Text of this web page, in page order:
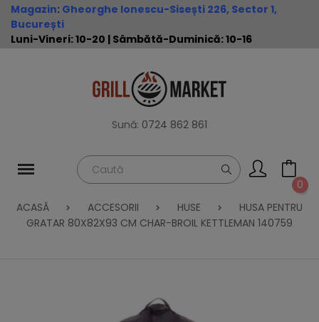
Magazin: Gheorghe Ionescu-Sisești 226, Sector 1,
București
Luni-Vineri: 10-20 | Sâmbătă-Duminică: 10-16
Sună: 0724 862 861
0
ACASĂ
ACCESORII HUSE
HUSA PENTRU
GRATAR 80X82X93 CM CHAR-BROIL KETTLEMAN 140759